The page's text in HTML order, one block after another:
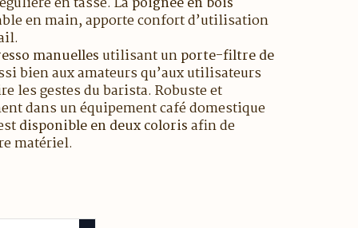
en main, apporte confort d’utilisation
manuelles utilisant unporte-filtre de
bien aux amateurs qu’aux utilisateurs
les gestes du barista. Robuste et
dans un équipement café domestique
disponible en deux colorisafin de
matériel.